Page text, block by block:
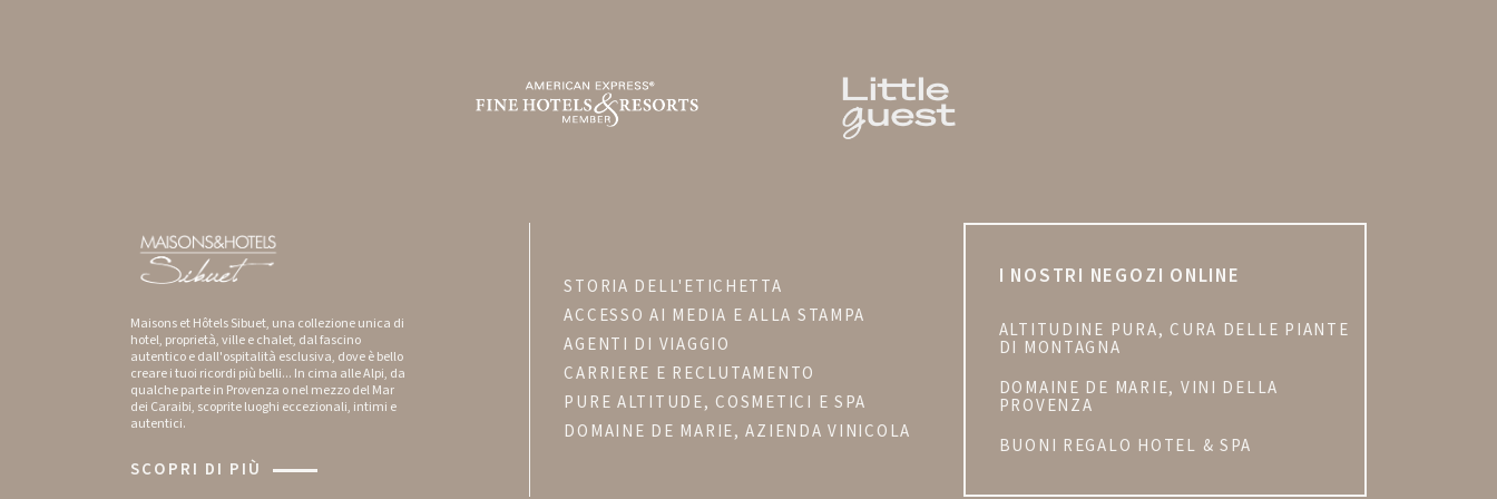
Maisons et Hôtels Sibuet, una collezione unica di
hotel, proprietà, ville e chalet, dal fascino
autentico e dall'ospitalità esclusiva, dove è bello
creare i tuoi ricordi più belli... In cima alle Alpi, da
qualche parte in Provenza o nel mezzo del Mar
dei Caraibi, scoprite luoghi eccezionali, intimi e
autentici.
SCOPRI DI PIÙ
STORIA DELL'ETICHETTA
ACCESSO AI MEDIA E ALLA STAMPA
AGENTI DI VIAGGIO
CARRIERE E RECLUTAMENTO
PURE ALTITUDE, COSMETICI E SPA
DOMAINE DE MARIE, AZIENDA VINICOLA
I NOSTRI NEGOZI ONLINE
ALTITUDINE PURA, CURA DELLE PIANTE
DI MONTAGNA
DOMAINE DE MARIE, VINI DELLA
PROVENZA
BUONI REGALO HOTEL & SPA